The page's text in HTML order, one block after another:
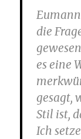
Eumann
die
es eine
gesagt,
Stil ist,
Ich